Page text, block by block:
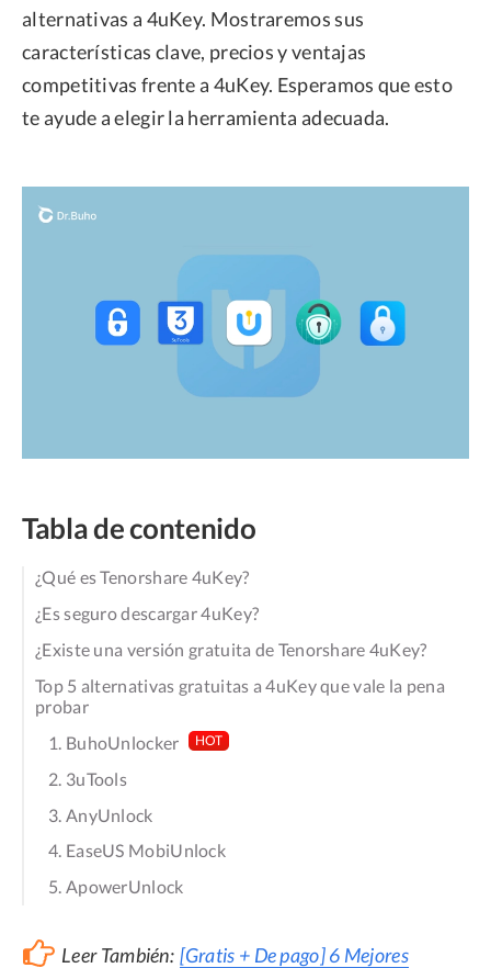
alternativas a 4uKey. Mostraremos sus
características clave, precios y ventajas
competitivas frente a 4uKey. Esperamos que esto
te ayude a elegir la herramienta adecuada.
Tabla de contenido
¿Qué es Tenorshare 4uKey?
¿Es seguro descargar 4uKey?
¿Existe una versión gratuita de Tenorshare 4uKey?
Top 5 alternativas gratuitas a 4uKey que vale la pena
probar
1. BuhoUnlocker
HOT
2. 3uTools
3. AnyUnlock
4. EaseUS MobiUnlock
5. ApowerUnlock
Leer También: [Gratis + De pago] 6 Mejores